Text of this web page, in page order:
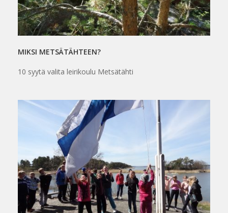
MIKSI METSÄTÄHTEEN?
10 syytä valita leirikoulu Metsätähti